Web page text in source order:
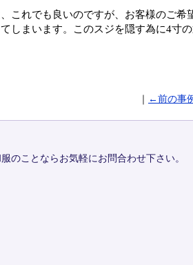
これでも良いのですが、お客様のご希
しまいます。このスジを隠す為に4寸
｜ ←前の事
のことならお気軽にお問合わせ下さい。